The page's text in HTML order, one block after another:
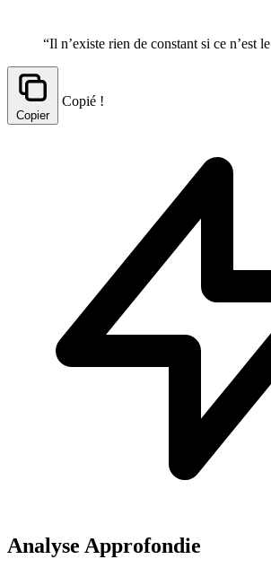
“Il n’existe rien de constant si ce n’est le
Copier
Copié !
Analyse Approfondie